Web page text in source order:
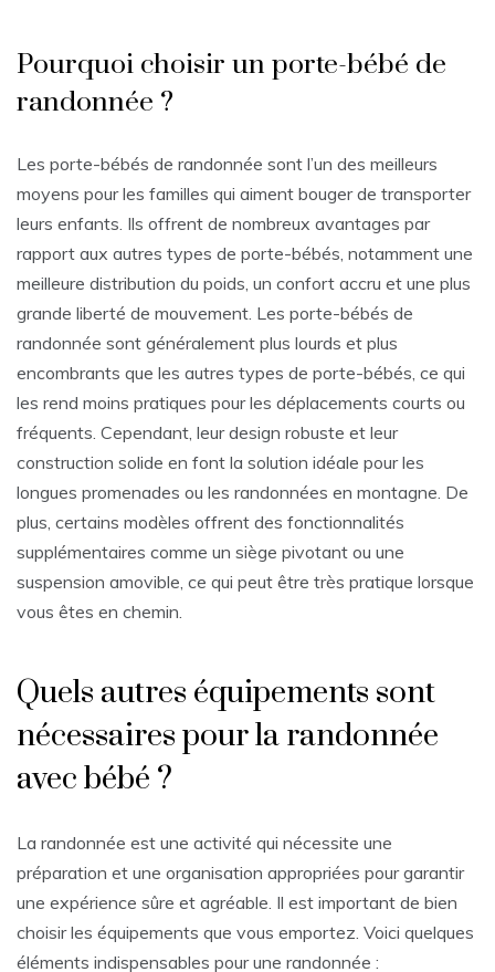
Pourquoi choisir un porte-bébé de
randonnée ?
Les porte-bébés de randonnée sont l’un des meilleurs
moyens pour les familles qui aiment bouger de transporter
leurs enfants. Ils offrent de nombreux avantages par
rapport aux autres types de porte-bébés, notamment une
meilleure distribution du poids, un confort accru et une plus
grande liberté de mouvement. Les porte-bébés de
randonnée sont généralement plus lourds et plus
encombrants que les autres types de porte-bébés, ce qui
les rend moins pratiques pour les déplacements courts ou
fréquents. Cependant, leur design robuste et leur
construction solide en font la solution idéale pour les
longues promenades ou les randonnées en montagne. De
plus, certains modèles offrent des fonctionnalités
supplémentaires comme un siège pivotant ou une
suspension amovible, ce qui peut être très pratique lorsque
vous êtes en chemin.
Quels autres équipements sont
nécessaires pour la randonnée
avec bébé ?
La randonnée est une activité qui nécessite une
préparation et une organisation appropriées pour garantir
une expérience sûre et agréable. Il est important de bien
choisir les équipements que vous emportez. Voici quelques
éléments indispensables pour une randonnée :